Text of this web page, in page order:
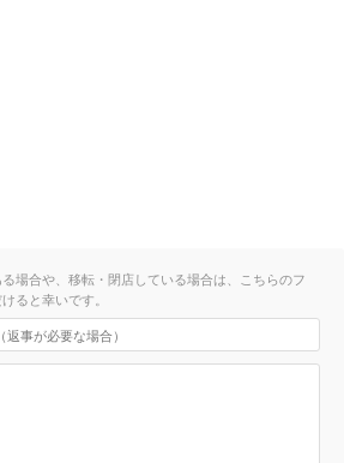
場合や、移転・閉店している場合は、こちらのフ
ると幸いです。